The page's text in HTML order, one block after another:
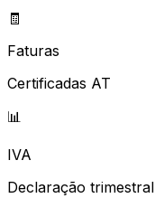
🧾
Faturas
Certificadas AT
📊
IVA
Declaração trimestral